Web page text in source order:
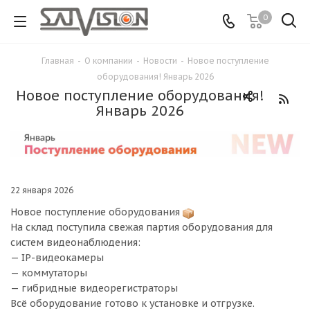
0
Главная - О компании - Новости - Новое поступление
оборудования! Январь 2026
Новое поступление оборудования!
Январь 2026
22 января 2026
Новое поступление оборудования
На склад поступила свежая партия оборудования для
систем видеонаблюдения:
— IP-видеокамеры
— коммутаторы
— гибридные видеорегистраторы
Всё оборудование готово к установке и отгрузке.